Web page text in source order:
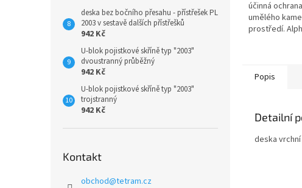
deska bez bočního přesahu - přístřešek PL
2003 v sestavě dalších přístřešků
942 Kč
U-blok pojistkové skříně typ "2003"
dvoustranný průběžný
942 Kč
U-blok pojistkové skříně typ "2003"
trojstranný
942 Kč
Kontakt
obchod@tetram.cz
účinná
umělého
prostředí.
Podrobnosti
Popis
Detailní
deska